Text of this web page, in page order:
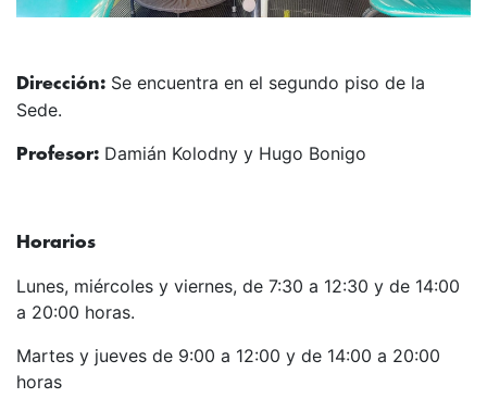
Dirección: Se encuentra en el segundo piso de la
Sede.
Profesor: Damián Kolodny y Hugo Bonigo
Horarios
Lunes, miércoles y viernes, de 7:30 a 12:30 y de 14:00
a 20:00 horas.
Martes y jueves de 9:00 a 12:00 y de 14:00 a 20:00
horas